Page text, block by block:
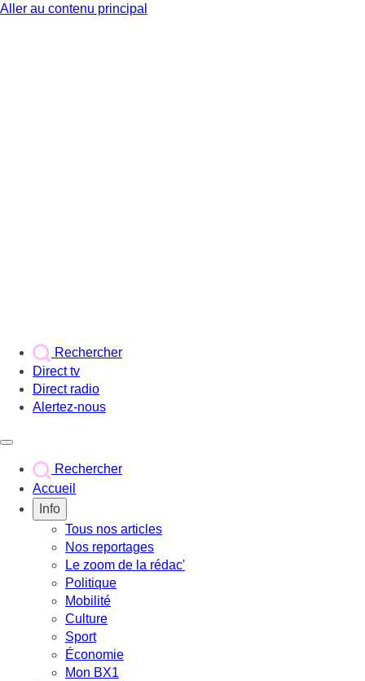
Aller au contenu principal
Rechercher
Direct tv
Direct radio
Alertez-nous
Rechercher
Accueil
Info
Tous nos articles
Nos reportages
Le zoom de la rédac'
Politique
Mobilité
Culture
Sport
Économie
Mon BX1